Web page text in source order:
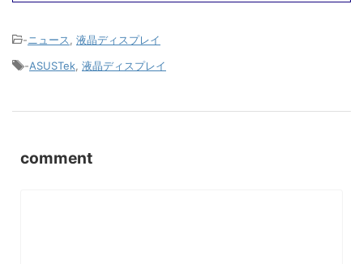
-ニュース
液晶ディスプレイ
-ASUSTek 液晶ディスプレイ
comment